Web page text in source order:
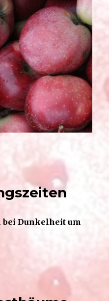
Dunkelheit um